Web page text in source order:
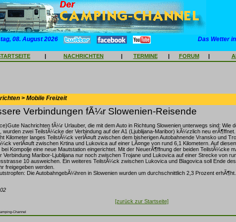
08. August 2026 Das Wetter
| NACHRICHTEN | TERMINE | FORUM |
> Mobile Freizeit
Verbindungen fÃ¼r Slowenien-Reisende
Nachrichten fÃ¼r Urlauber, die mit dem Auto in Richtung Slowenien unterwegs sind: Wie
wurden zwei TeilstÃ¼cke der Verbindung auf der A1 (Ljublijana-Maribor) kÃ¼rzlich neu erÃ¶ffnet.
Kilometer langes TeilstÃ¼ck verlÃ¤uft zwischen dem bisherigen Autobahnende Vransko und
verlÃ¤uft zwischen Krtina und Lukovica auf einer LÃ¤nge von rund 6,1 Kilometern. Auf
bei Kompolje eine neue Mautstation eingerichtet. Mit der NeuerÃ¶ffnung der beiden TeilstÃ¼cke
Verbindung Maribor-Ljublijana nur noch zwischen Trojane und Lukovica auf einer Strecke von
10 ausweichen. Ein weiteres TeilstÃ¼ck zwischen Lukovica und Blagovica soll Ende
freigegeben werden.
Die AutobahngebÃ¼hren in Slowenien wurden um durchschnittlich 2,3 Prozent erhÃ¶ht.
[zurück zur Startseite]
Channel